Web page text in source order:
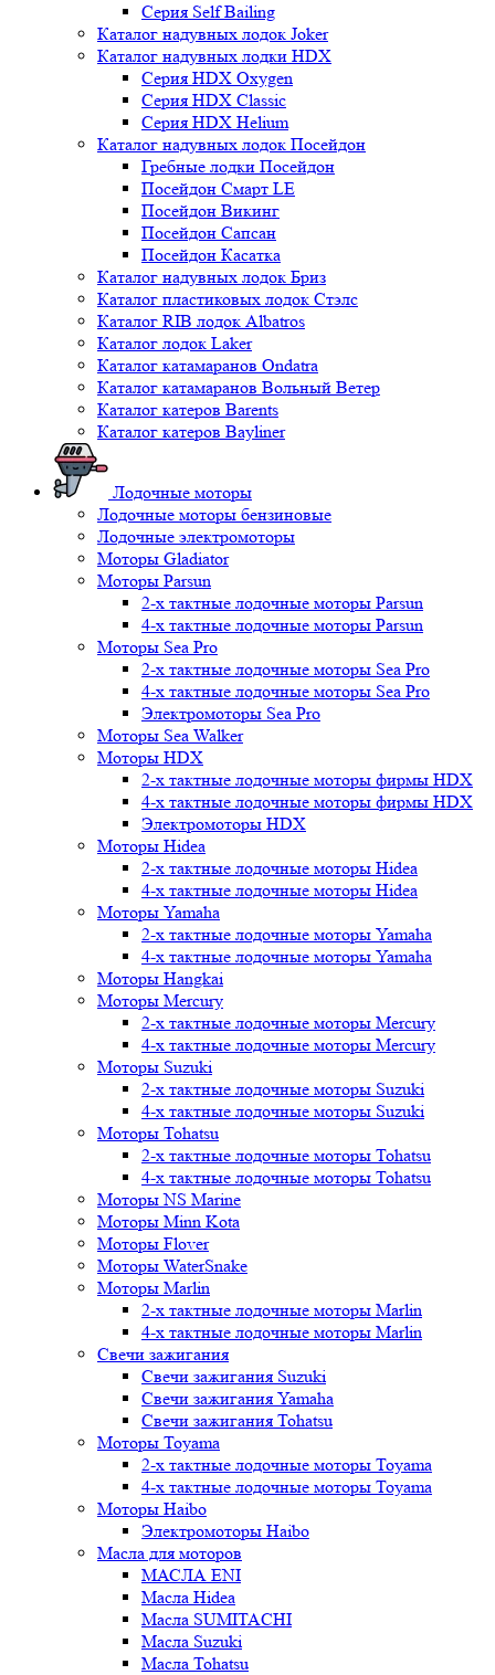
Серия Self Bailing
Каталог надувных лодок Joker
Каталог надувных лодки HDX
Серия HDX Oxygen
Серия HDX Classic
Серия HDX Helium
Каталог надувных лодок Посейдон
Гребные лодки Посейдон
Посейдон Смарт LE
Посейдон Викинг
Посейдон Сапсан
Посейдон Касатка
Каталог надувных лодок Бриз
Каталог пластиковых лодок Стэлс
Каталог RIB лодок Albatros
Каталог лодок Laker
Каталог катамаранов Ondatra
Каталог катамаранов Вольный Ветер
Каталог катеров Barents
Каталог катеров Bayliner
Лодочные моторы
Лодочные моторы бензиновые
Лодочные электромоторы
Моторы Gladiator
Моторы Parsun
2-х тактные лодочные моторы Parsun
4-х тактные лодочные моторы Parsun
Моторы Sea Pro
2-х тактные лодочные моторы Sea Pro
4-х тактные лодочные моторы Sea Pro
Электромоторы Sea Pro
Моторы Sea Walker
Моторы HDX
2-х тактные лодочные моторы фирмы HDX
4-х тактные лодочные моторы фирмы HDX
Электромоторы HDX
Моторы Hidea
2-х тактные лодочные моторы Hidea
4-х тактные лодочные моторы Hidea
Моторы Yamaha
2-х тактные лодочные моторы Yamaha
4-х тактные лодочные моторы Yamaha
Моторы Hangkai
Моторы Mercury
2-х тактные лодочные моторы Mercury
4-х тактные лодочные моторы Mercury
Моторы Suzuki
2-х тактные лодочные моторы Suzuki
4-х тактные лодочные моторы Suzuki
Моторы Tohatsu
2-х тактные лодочные моторы Tohatsu
4-х тактные лодочные моторы Tohatsu
Моторы NS Marine
Моторы Minn Kota
Моторы Flover
Моторы WaterSnake
Моторы Marlin
2-х тактные лодочные моторы Marlin
4-х тактные лодочные моторы Marlin
Свечи зажигания
Свечи зажигания Suzuki
Свечи зажигания Yamaha
Свечи зажигания Tohatsu
Моторы Toyama
2-х тактные лодочные моторы Toyama
4-х тактные лодочные моторы Toyama
Моторы Haibo
Электромоторы Haibo
Масла для моторов
МАСЛА ENI
Масла Hidea
Масла SUMITACHI
Масла Suzuki
Масла Tohatsu